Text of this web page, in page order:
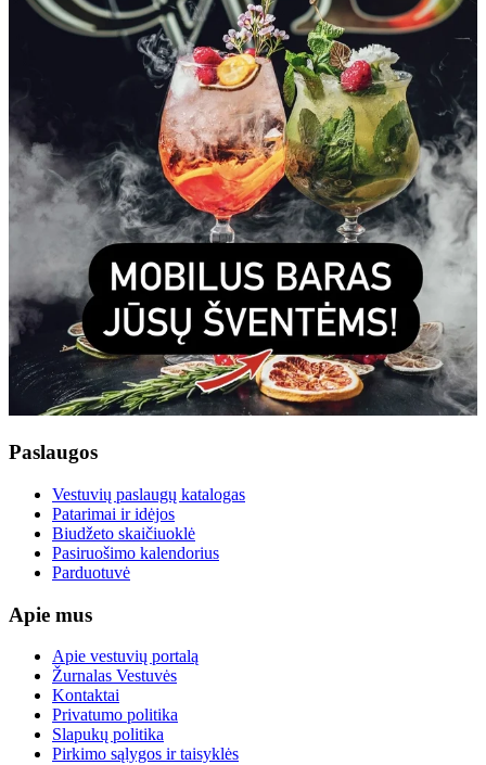
Paslaugos
Vestuvių paslaugų katalogas
Patarimai ir idėjos
Biudžeto skaičiuoklė
Pasiruošimo kalendorius
Parduotuvė
Apie mus
Apie vestuvių portalą
Žurnalas Vestuvės
Kontaktai
Privatumo politika
Slapukų politika
Pirkimo sąlygos ir taisyklės